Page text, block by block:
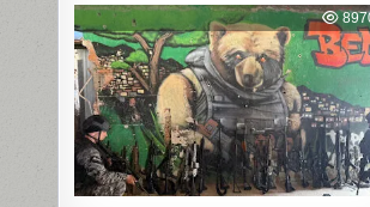
POLICIAL
DEIXA
121
MORTOS
NOS
DO
ALEMÃO
E
DA
PENHA,
NO
RIO
DE